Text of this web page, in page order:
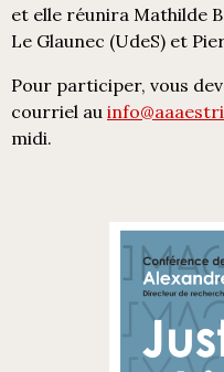
et elle réunira Mathilde
Le Glaunec (UdeS) et
Pour participer, vous
courriel au
midi.